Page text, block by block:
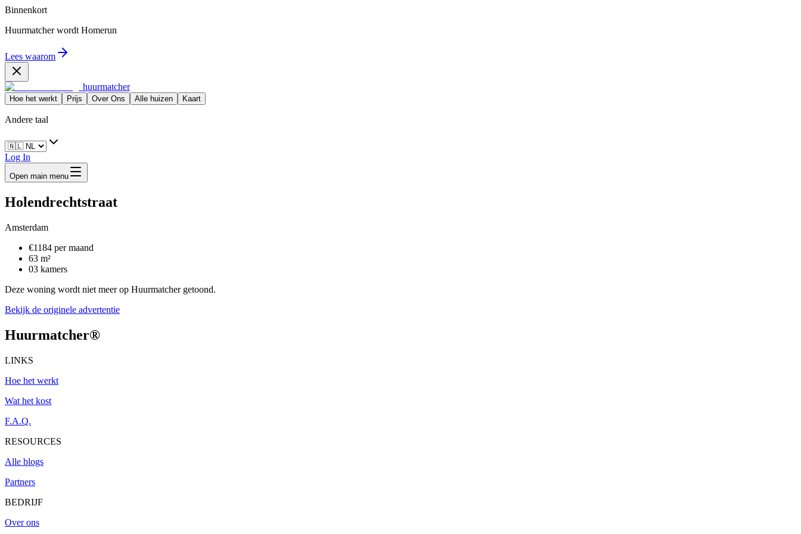
Binnenkort
Huurmatcher wordt Homerun
Lees waarom
huurmatcher
Hoe het werkt Prijs Over Ons Alle huizen Kaart
Andere taal
Log In
Open main menu
Holendrechtstraat
Amsterdam
€1184 per maand
63 m²
03 kamers
Deze woning wordt niet meer op Huurmatcher getoond.
Bekijk de originele advertentie
Huurmatcher®
LINKS
Hoe het werkt
Wat het kost
F.A.Q.
RESOURCES
Alle blogs
Partners
BEDRIJF
Over ons